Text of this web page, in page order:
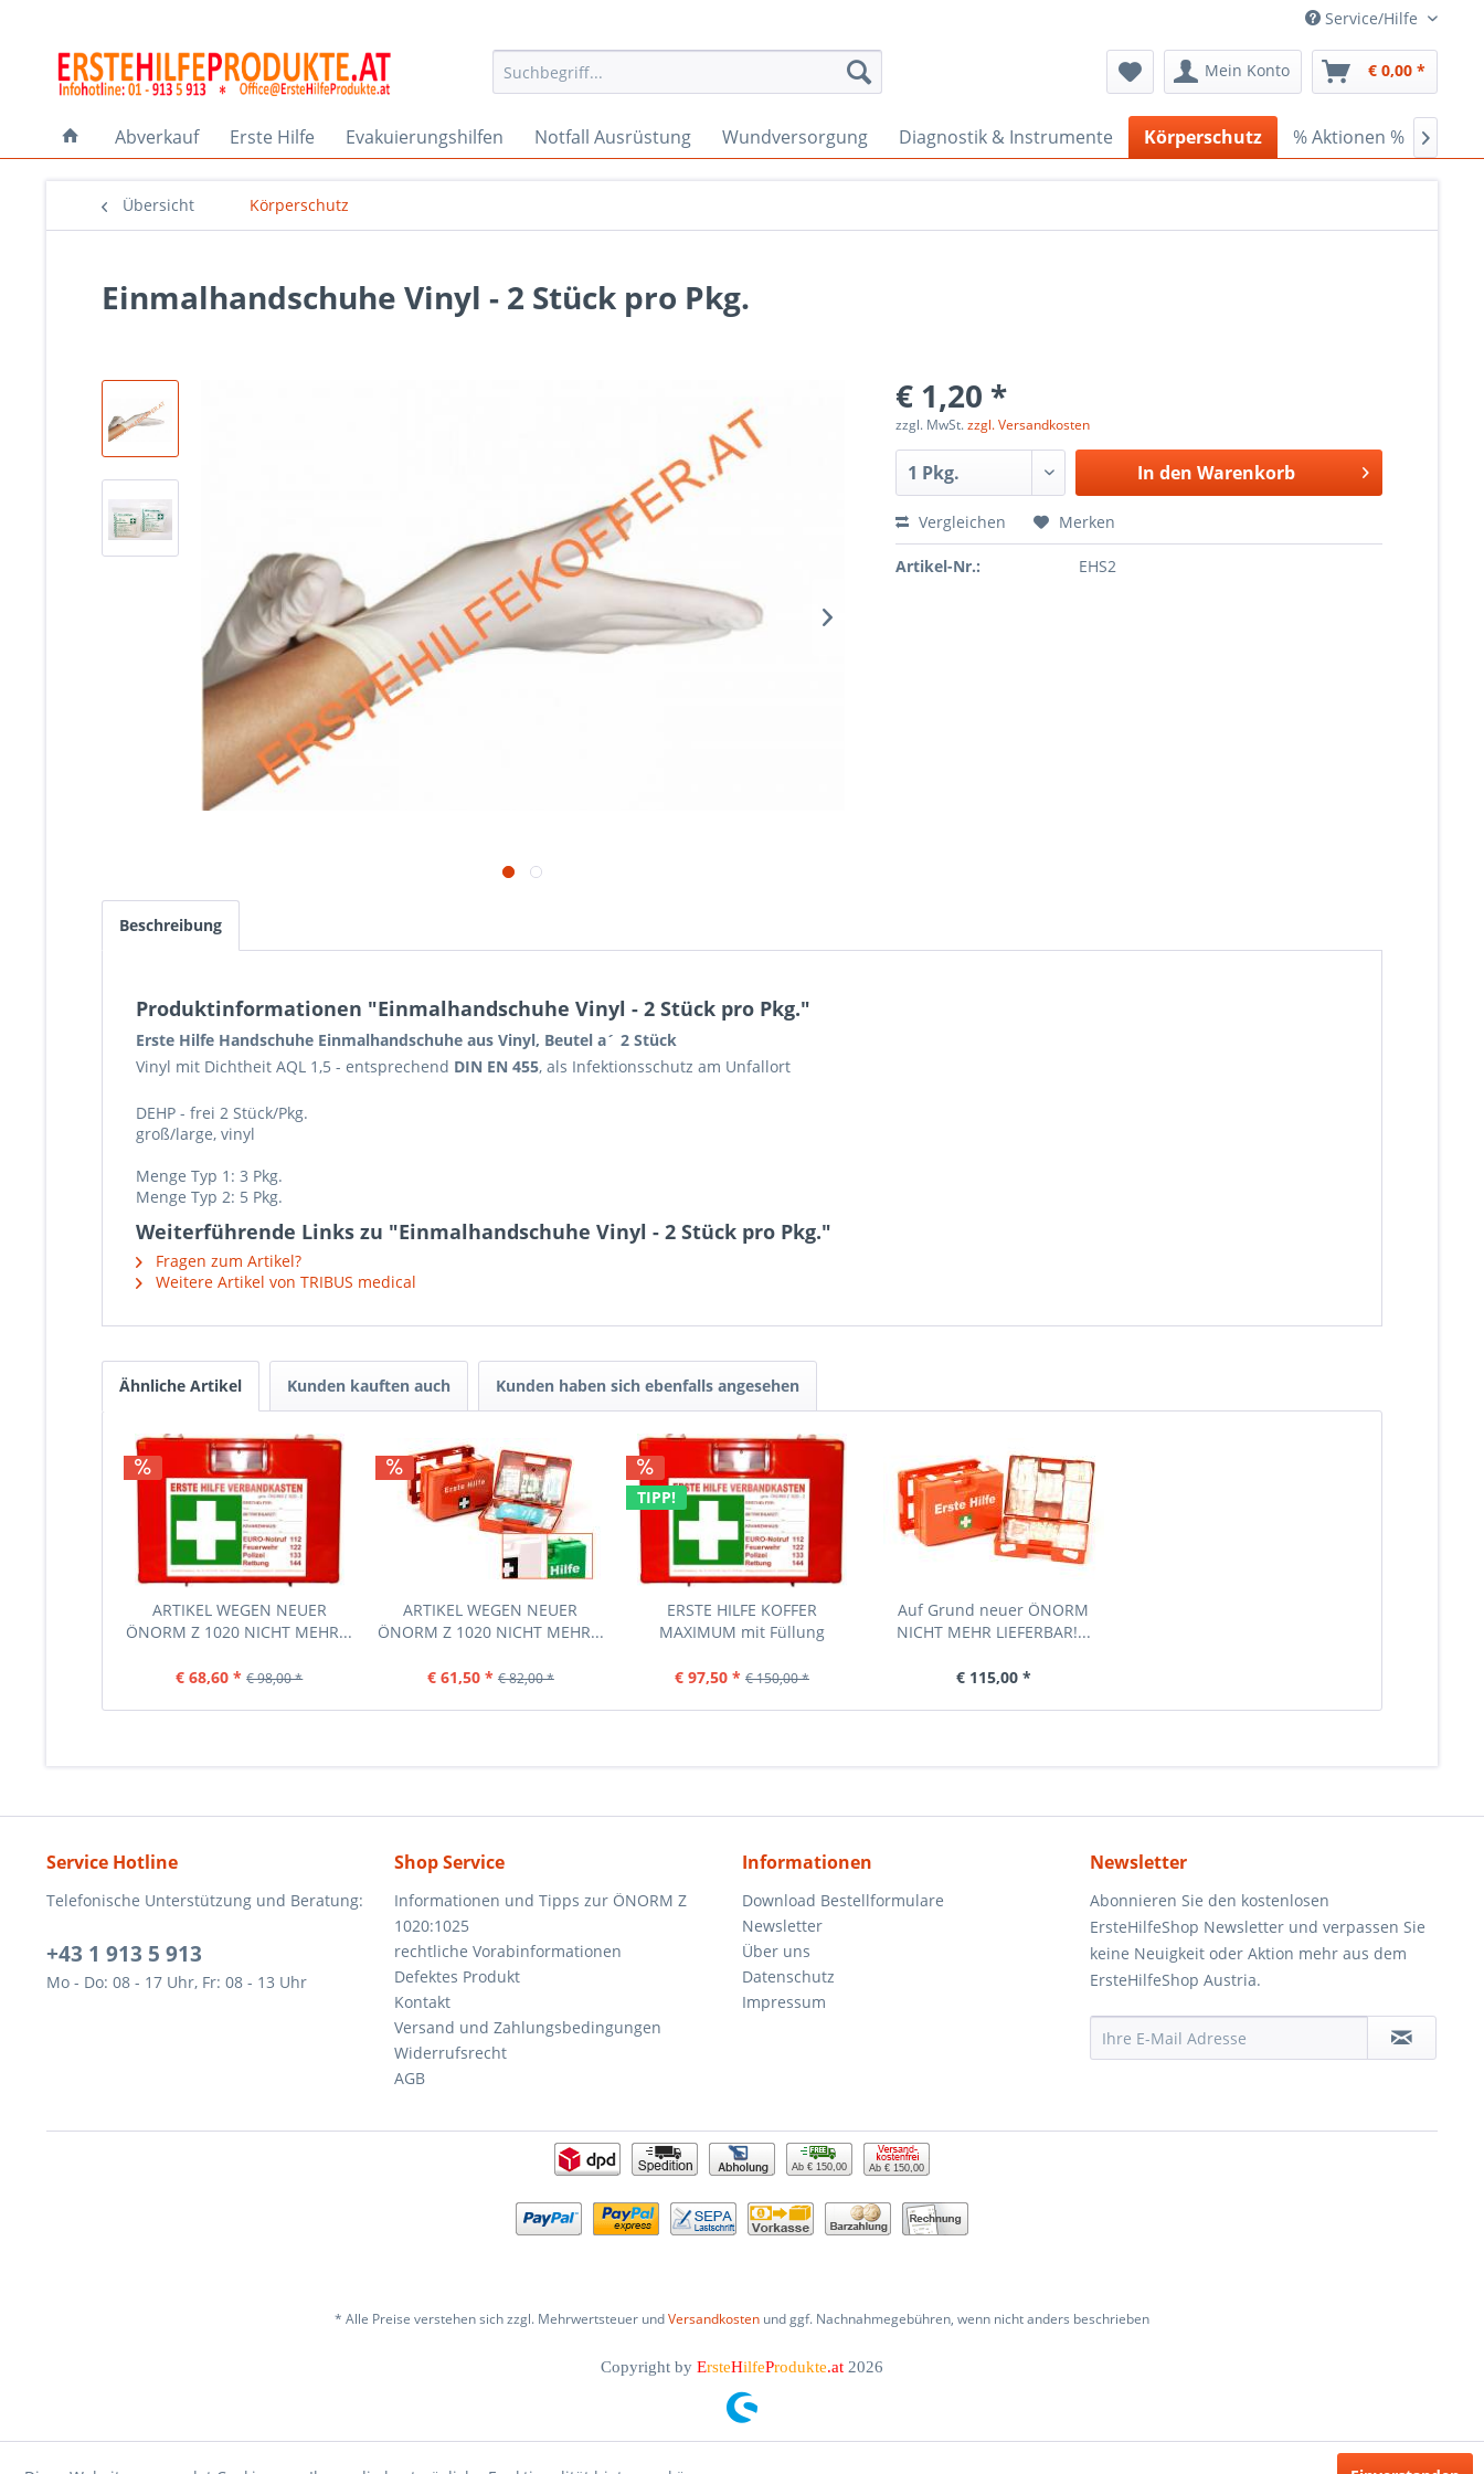
Service/Hilfe
Mein Konto € 0,00 *
Abverkauf Erste Hilfe Evakuierungshilfen Notfall Ausrüstung Wundversorgung Diagnostik & Instrumente Körperschutz % Aktionen % 
Übersicht Körperschutz
Einmalhandschuhe Vinyl - 2 Stück pro Pkg.
€ 1,20 *
zzgl. MwSt.zzgl. Versandkosten
In den Warenkorb
Vergleichen Merken
Artikel-Nr.: EHS2
Beschreibung
Produktinformationen "Einmalhandschuhe Vinyl - 2 Stück pro Pkg."
Erste Hilfe Handschuhe Einmalhandschuhe aus Vinyl, Beutel a´ 2 Stück
Vinyl mit Dichtheit AQL 1,5 - entsprechend DIN EN 455, als Infektionsschutz am Unfallort
DEHP - frei 2 Stück/Pkg.
groß/large, vinyl
Menge Typ 1: 3 Pkg.
Menge Typ 2: 5 Pkg.
Weiterführende Links zu "Einmalhandschuhe Vinyl - 2 Stück pro Pkg."
Fragen zum Artikel?
Weitere Artikel von TRIBUS medical
Ähnliche Artikel Kunden kauften auch Kunden haben sich ebenfalls angesehen
ARTIKEL WEGEN NEUER
ÖNORM Z 1020 NICHT MEHR...
€ 68,60 * € 98,00 *
ARTIKEL WEGEN NEUER
ÖNORM Z 1020 NICHT MEHR...
€ 61,50 * € 82,00 *
TIPP!
ERSTE HILFE KOFFER
MAXIMUM mit Füllung
€ 97,50 * € 150,00 *
Auf Grund neuer ÖNORM
NICHT MEHR LIEFERBAR!...
€ 115,00 *
Service Hotline
Telefonische Unterstützung und Beratung:
+43 1 913 5 913
Mo - Do: 08 - 17 Uhr, Fr: 08 - 13 Uhr
Shop Service
Informationen und Tipps zur ÖNORM Z
1020:1025
rechtliche Vorabinformationen
Defektes Produkt
Kontakt
Versand und Zahlungsbedingungen
Widerrufsrecht
AGB
Informationen
Download Bestellformulare
Newsletter
Über uns
Datenschutz
Impressum
Newsletter
Abonnieren Sie den kostenlosen
ErsteHilfeShop Newsletter und verpassen Sie
keine Neuigkeit oder Aktion mehr aus dem
ErsteHilfeShop Austria.
Ab € 150,00 Ab € 150,00
* Alle Preise verstehen sich zzgl. Mehrwertsteuer undVersandkosten und ggf. Nachnahmegebühren, wenn nicht anders beschrieben
Copyright by ErsteHilfeProdukte.at 2026